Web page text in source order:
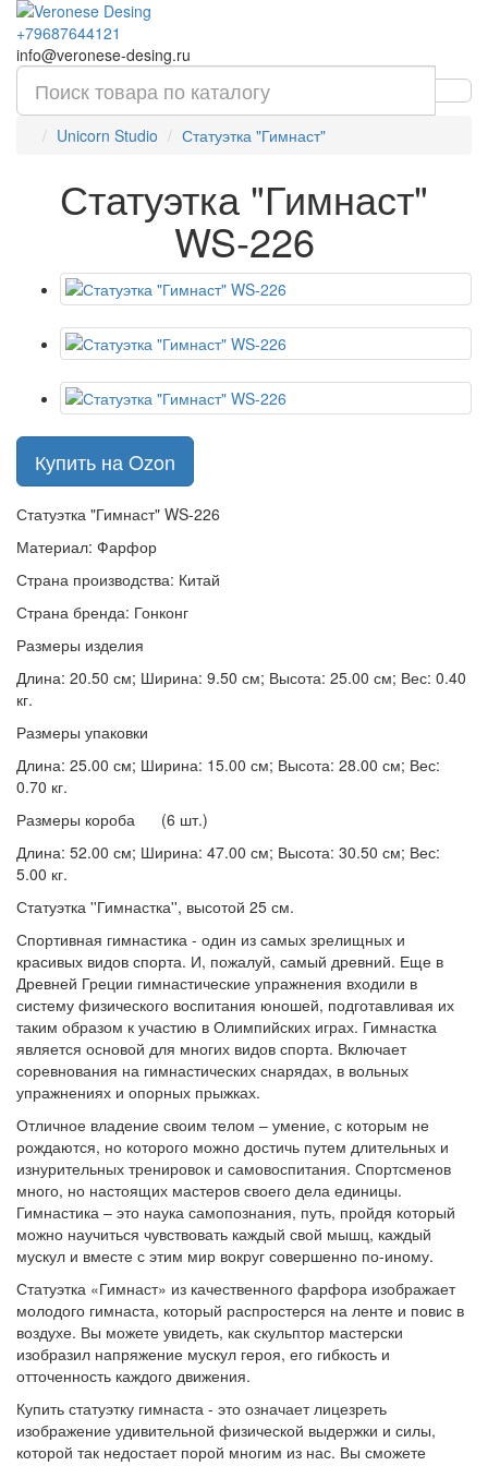
+79687644121
info@veronese-desing.ru
Unicorn Studio Статуэтка "Гимнаст"
Статуэтка "Гимнаст"
WS-226
Купить на Ozon
Статуэтка "Гимнаст" WS-226
Материал: Фарфор
Страна производства: Китай
Страна бренда: Гонконг
Размеры изделия
Длина: 20.50 см; Ширина: 9.50 см; Высота: 25.00 см; Вес: 0.40
кг.
Размеры упаковки
Длина: 25.00 см; Ширина: 15.00 см; Высота: 28.00 см; Вес:
0.70 кг.
Размеры короба (6 шт.)
Длина: 52.00 см; Ширина: 47.00 см; Высота: 30.50 см; Вес:
5.00 кг.
Статуэтка ''Гимнастка'', высотой 25 см.
Спортивная гимнастика - один из самых зрелищных и
красивых видов спорта. И, пожалуй, самый древний. Еще в
Древней Греции гимнастические упражнения входили в
систему физического воспитания юношей, подготавливая их
таким образом к участию в Олимпийских играх. Гимнастка
является основой для многих видов спорта. Включает
соревнования на гимнастических снарядах, в вольных
упражнениях и опорных прыжках.
Отличное владение своим телом – умение, с которым не
рождаются, но которого можно достичь путем длительных и
изнурительных тренировок и самовоспитания. Спортсменов
много, но настоящих мастеров своего дела единицы.
Гимнастика – это наука самопознания, путь, пройдя который
можно научиться чувствовать каждый свой мышц, каждый
мускул и вместе с этим мир вокруг совершенно по-иному.
Статуэтка «Гимнаст» из качественного фарфора изображает
молодого гимнаста, который распростерся на ленте и повис в
воздухе. Вы можете увидеть, как скульптор мастерски
изобразил напряжение мускул героя, его гибкость и
отточенность каждого движения.
Купить статуэтку гимнаста - это означает лицезреть
изображение удивительной физической выдержки и силы,
которой так недостает порой многим из нас. Вы сможете